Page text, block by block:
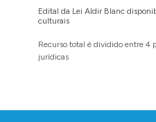
Edital da Lei Aldir Blanc
culturais
Recurso total é dividido entre 4
jurídicas